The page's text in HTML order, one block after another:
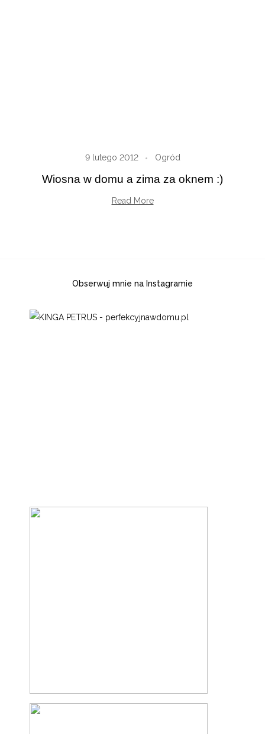
9 lutego 2012 Ogród
Wiosna w domu a zima za oknem :)
Read More
Obserwuj mnie na Instagramie